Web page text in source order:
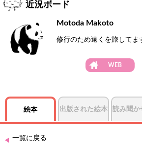
近況ボード
Motoda Makoto
修行のため遠くを旅してま
WEB
絵本 出版された絵本 読み聞か
一覧に戻る